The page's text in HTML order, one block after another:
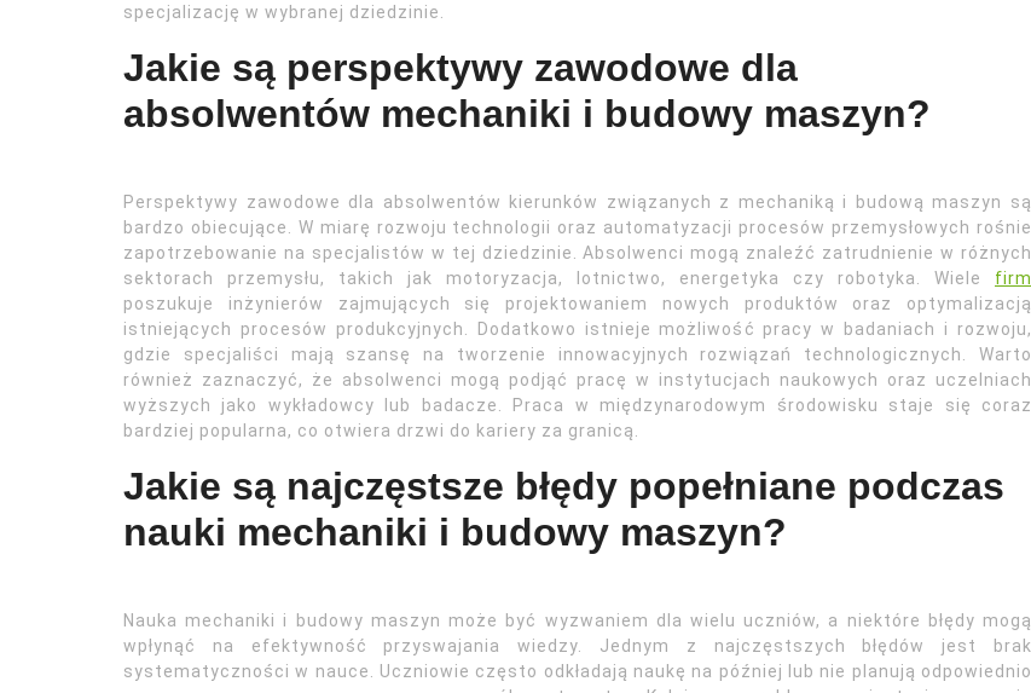
specjalizację w wybranej dziedzinie.
Jakie są perspektywy zawodowe dla
absolwentów mechaniki i budowy maszyn?
Perspektywy zawodowe dla absolwentów kierunków związanych z mechaniką i budową maszyn są
bardzo obiecujące. W miarę rozwoju technologii oraz automatyzacji procesów przemysłowych rośnie
zapotrzebowanie na specjalistów w tej dziedzinie. Absolwenci mogą znaleźć zatrudnienie w różnych
sektorach przemysłu, takich jak motoryzacja, lotnictwo, energetyka czy robotyka. Wiele firm
poszukuje inżynierów zajmujących się projektowaniem nowych produktów oraz optymalizacją
istniejących procesów produkcyjnych. Dodatkowo istnieje możliwość pracy w badaniach i rozwoju,
gdzie specjaliści mają szansę na tworzenie innowacyjnych rozwiązań technologicznych. Warto
również zaznaczyć, że absolwenci mogą podjąć pracę w instytucjach naukowych oraz uczelniach
wyższych jako wykładowcy lub badacze. Praca w międzynarodowym środowisku staje się coraz
bardziej popularna, co otwiera drzwi do kariery za granicą.
Jakie są najczęstsze błędy popełniane podczas
nauki mechaniki i budowy maszyn?
Nauka mechaniki i budowy maszyn może być wyzwaniem dla wielu uczniów, a niektóre błędy mogą
wpłynąć na efektywność przyswajania wiedzy. Jednym z najczęstszych błędów jest brak
systematyczności w nauce. Uczniowie często odkładają naukę na później lub nie planują odpowiednio